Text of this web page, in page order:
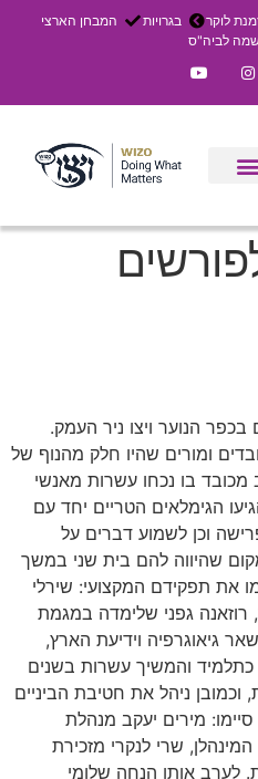
לוקר בגרויות
המבחן הארצי
לביה"ס
הנוער ויצו ניר העמק.
ומורים שהיו חלק מהנוף של
בו נכחו עשרות מאנשי
הגימלאים הטריים יחד עם
וכן לשמוע דברים על
שהיווה להם בית שני במשך
את תפקידם המקצועי: שירלי
רוזאנה גפני שלימדה במגמת
גיאוגרפיה וידיעת הארץ,
והמשיך עשרות בשנים
וכמובן ניהל את חטיבת הביניים
מירים יעקב מנהלת
שרי לנקרי מזכירת
לערב אותו הנחה שלומי